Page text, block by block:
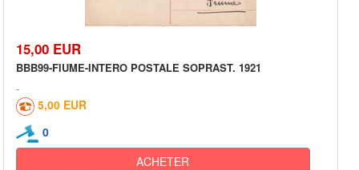
15,00 EUR
BBB99-FIUME-INTERO POSTALE SOPRAST. 1921
5,00 EUR
0
ACHETER